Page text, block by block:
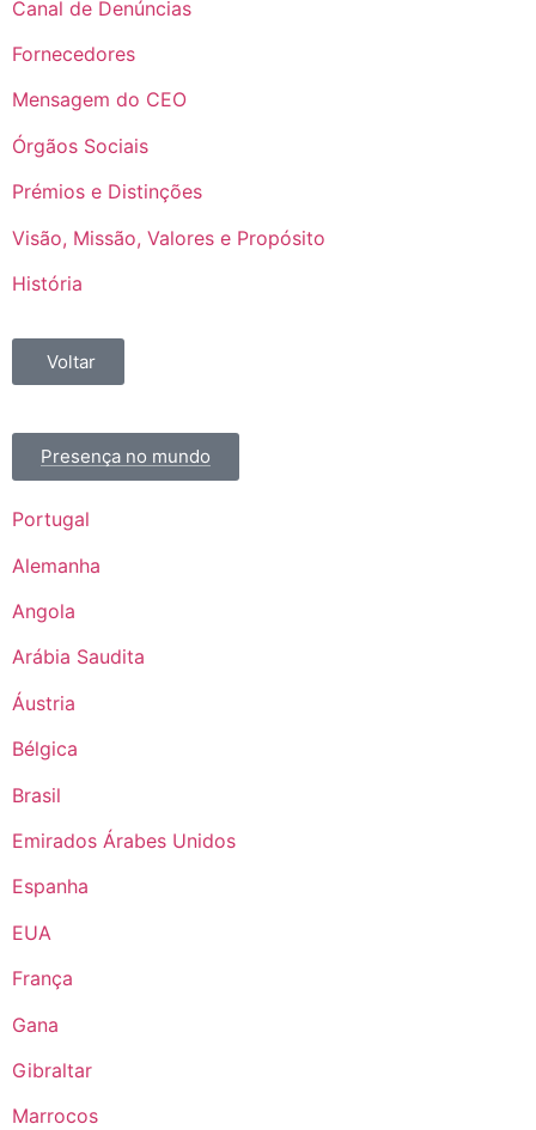
Canal de Denúncias
Fornecedores
Mensagem do CEO
Órgãos Sociais
Prémios e Distinções
Visão, Missão, Valores e Propósito
História
Voltar
Presença no mundo
Portugal
Alemanha
Angola
Arábia Saudita
Áustria
Bélgica
Brasil
Emirados Árabes Unidos
Espanha
EUA
França
Gana
Gibraltar
Marrocos